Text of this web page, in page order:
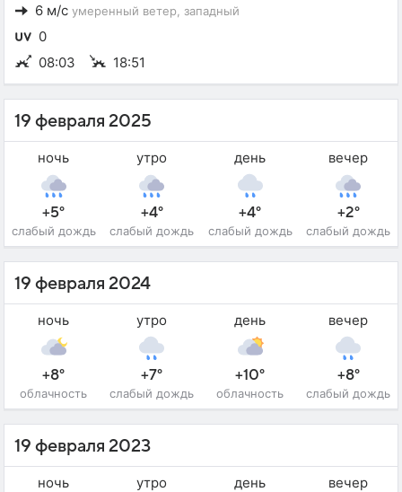
6 м/с умеренный ветер , западный
0
08:03
18:51
19 февраля 2025
ночь
+5°
слабый дождь
утро
+4°
слабый дождь
день
+4°
слабый дождь
вечер
+2°
слабый дождь
19 февраля 2024
ночь
+8°
облачность
утро
+7°
слабый дождь
день
+10°
облачность
вечер
+8°
слабый дождь
19 февраля 2023
ночь утро день вечер